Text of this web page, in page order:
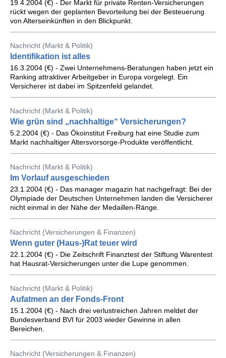
19.4.2004 (€) - Der Markt für private Renten-Versicherungen
rückt wegen der geplanten Bevorteilung bei der Besteuerung
von Alterseinkünften in den Blickpunkt.
Nachricht (Markt & Politik)
Identifikation ist alles
16.3.2004 (€) - Zwei Unternehmens-Beratungen haben jetzt ein
Ranking attraktiver Arbeitgeber in Europa vorgelegt. Ein
Versicherer ist dabei im Spitzenfeld gelandet.
Nachricht (Markt & Politik)
Wie grün sind „nachhaltige“ Versicherungen?
5.2.2004 (€) - Das Ökoinstitut Freiburg hat eine Studie zum
Markt nachhaltiger Altersvorsorge-Produkte veröffentlicht.
Nachricht (Markt & Politik)
Im Vorlauf ausgeschieden
23.1.2004 (€) - Das manager magazin hat nachgefragt: Bei der
Olympiade der Deutschen Unternehmen landen die Versicherer
nicht einmal in der Nähe der Medaillen-Ränge.
Nachricht (Versicherungen & Finanzen)
Wenn guter (Haus-)Rat teuer wird
22.1.2004 (€) - Die Zeitschrift Finanztest der Stiftung Warentest
hat Hausrat-Versicherungen unter die Lupe genommen.
Nachricht (Markt & Politik)
Aufatmen an der Fonds-Front
15.1.2004 (€) - Nach drei verlustreichen Jahren meldet der
Bundesverband BVI für 2003 wieder Gewinne in allen
Bereichen.
Nachricht (Versicherungen & Finanzen)